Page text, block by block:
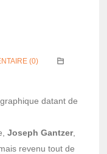
(0)
datant de
Joseph Gant­zer,
revenu tout de